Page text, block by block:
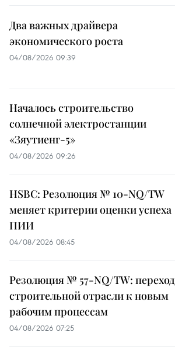
Два важных драйвера
экономического роста
04/08/2026 09:39
Началось строительство
солнечной электростанции
«Зяутиенг-5»
04/08/2026 09:26
HSBC: Резолюция № 10-NQ/TW
меняет критерии оценки успеха
ПИИ
04/08/2026 08:45
Резолюция № 57-NQ/TW: переход
строительной отрасли к новым
рабочим процессам
04/08/2026 07:25